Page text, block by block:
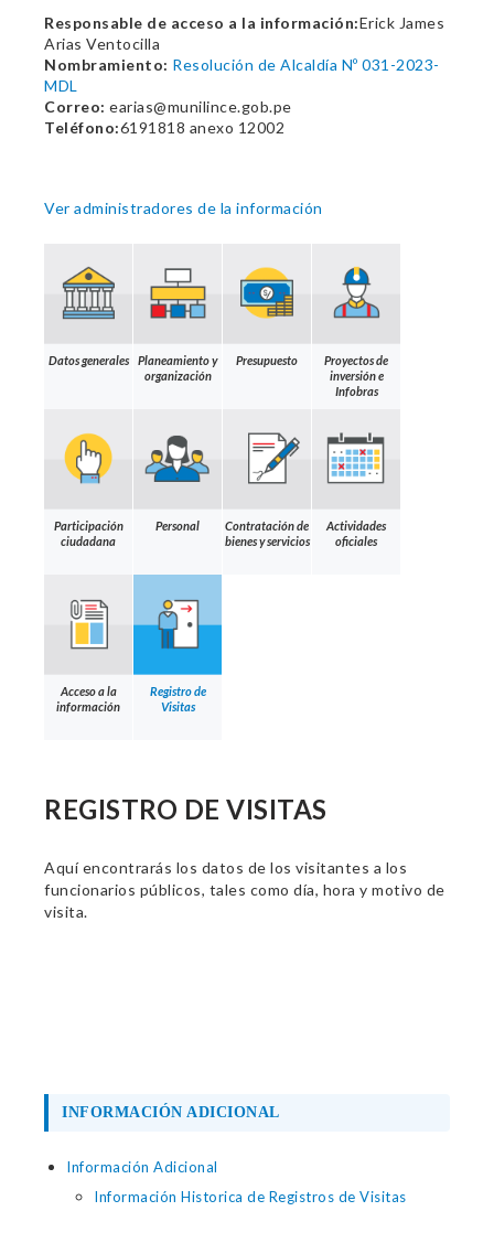
Responsable de acceso a la información:Erick James
Arias Ventocilla
Nombramiento: Resolución de Alcaldía Nº 031-2023-
MDL
Correo: earias@munilince.gob.pe
Teléfono:6191818 anexo 12002
Ver administradores de la información
Datos generales
Planeamiento y
organización
Presupuesto
Proyectos de
inversión e
Infobras
Participación
ciudadana
Personal
Contratación de
bienes y servicios
Actividades
oficiales
Acceso a la
información
Registro de
Visitas
REGISTRO DE VISITAS
Aquí encontrarás los datos de los visitantes a los
funcionarios públicos, tales como día, hora y motivo de
visita.
INFORMACIÓN ADICIONAL
Información Adicional
Información Historica de Registros de Visitas